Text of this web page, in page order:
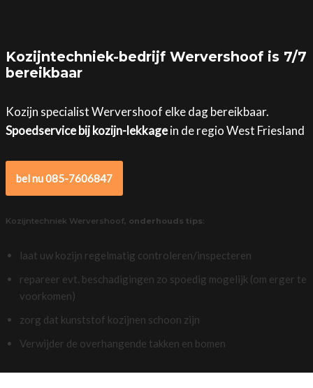
Kozijntechniek-bedrijf Wervershoof is 7/7
bereikbaar
Kozijn specialist Wervershoof elke dag bereikbaar.
Spoedservice bij kozijn-lekkagein de regio West Friesland
bel nu 085-7606847
Kozijntechniek Wervershoof, onderhouds tips:
laat uw kozijn regelmatig controleren/inspecteren
repareer evt. beschadigingen zo spoedig mogelijk (om erger te
voorkomen)
zorg dat kunststof kozijnen schoon zijn
Verwijder de overhangende takken en bomen